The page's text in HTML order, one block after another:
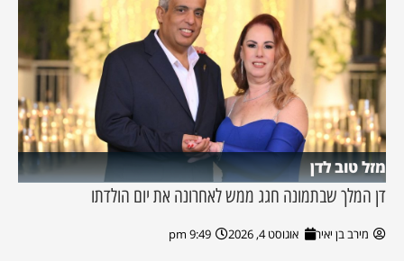
מזל טוב לדן
דן המלך שבתמונה חגג ממש לאחרונה את יום הולדתו
מירב בן יאיר אוגוסט 4, 2026 9:49 pm